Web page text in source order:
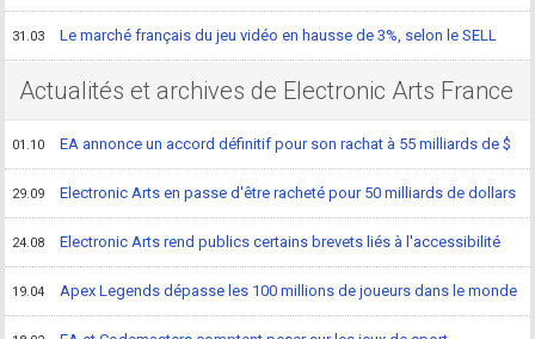
31.03 Le marché français du jeu vidéo en hausse de 3%, selon le SELL
Actualités et archives de Electronic Arts France
01.10 EA annonce un accord définitif pour son rachat à 55 milliards de $
29.09 Electronic Arts en passe d'être racheté pour 50 milliards de dollars
24.08 Electronic Arts rend publics certains brevets liés à l'accessibilité
19.04 Apex Legends dépasse les 100 millions de joueurs dans le monde